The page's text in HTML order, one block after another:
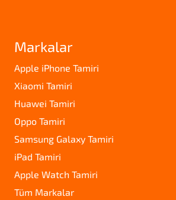
Markalar
Apple iPhone Tamiri
Xiaomi Tamiri
Huawei Tamiri
Oppo Tamiri
Samsung Galaxy Tamiri
iPad Tamiri
Apple Watch Tamiri
Tüm Markalar